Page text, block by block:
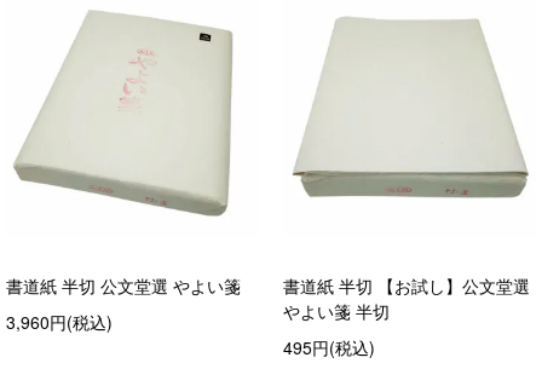
書道紙 半切 公文堂選 やよい箋
3,960円(税込)
書道紙 半切 【お試し】公文堂選
やよい箋 半切
495円(税込)